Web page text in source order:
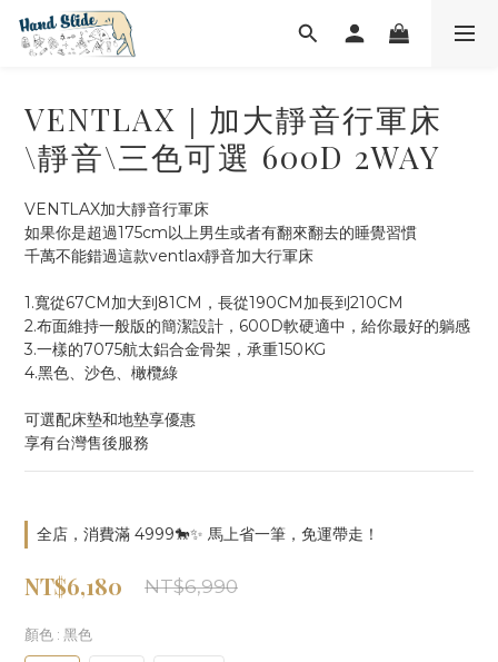
VENTLAX｜加大靜音行軍床
\靜音\三色可選 600D 2WAY
VENTLAX加大靜音行軍床
如果你是超過175cm以上男生或者有翻來翻去的睡覺習慣
千萬不能錯過這款ventlax靜音加大行軍床
1.寬從67CM加大到81CM，長從190CM加長到210CM
2.布面維持一般版的簡潔設計，600D軟硬適中，給你最好的躺感
3.一樣的7075航太鋁合金骨架，承重150KG
4.黑色、沙色、橄欖綠
可選配床墊和地墊享優惠
享有台灣售後服務
全店，消費滿 4999🐎✨ 馬上省一筆，免運帶走！
NT$6,180 NT$6,990
顏色 : 黑色